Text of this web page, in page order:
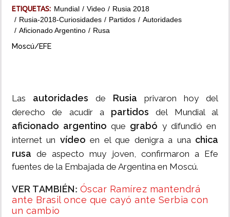
ETIQUETAS: Mundial Video
Rusia 2018
Rusia-2018-Curiosidades
Partidos
Autoridades
Aficionado Argentino
Rusa
Moscú/EFE
Las autoridades de Rusia privaron hoy del
derecho de acudir apartidosdel Mundial al
aficionado argentino que grabó y difundió en
internet un vídeo en el que denigra a una chica
rusade aspecto muy joven, confirmaron a Efe
fuentes de la Embajada de Argentina en Moscú.
VER TAMBIÉN: Óscar Ramírez mantendrá
ante Brasil once que cayó ante Serbia con
un cambio